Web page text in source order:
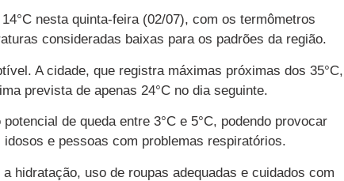
nesta quinta-feira (02/07), com os termômetros
consideradas baixas para os padrões da região.
A cidade, que registra máximas próximas dos 35°C,
prevista de apenas 24°C no dia seguinte.
de queda entre 3°C e 5°C, podendo provocar
e pessoas com problemas respiratórios.
hidratação, uso de roupas adequadas e cuidados com